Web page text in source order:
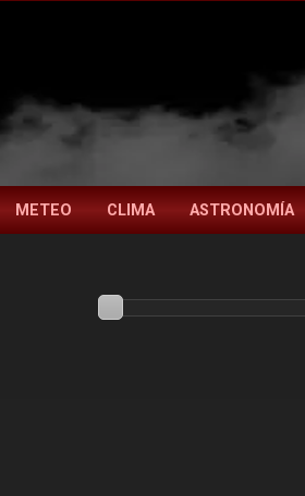
METEO CLIMA ASTRONOMÍA